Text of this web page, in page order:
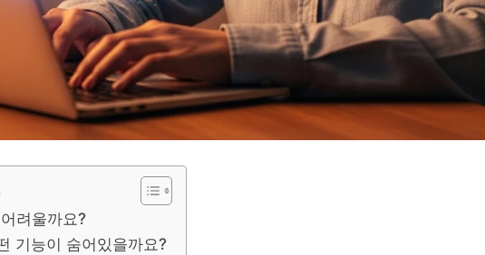
려울까요?
기능이 숨어있을까요?